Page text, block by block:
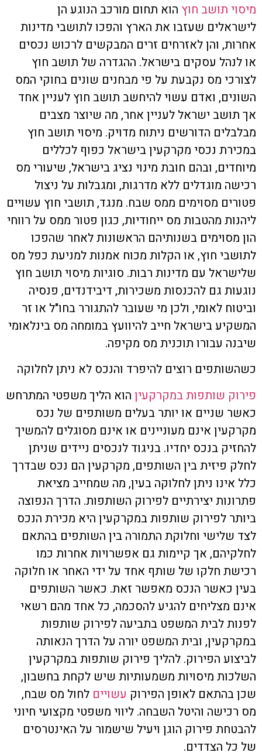
מיסוי תושב חוץ הוא תחום מורכב הנוגע הן
לישראלים שעזבו את הארץ והפכו לתושבי מדינות
אחרות, והן לאזרחים זרים המבקשים לרכוש נכסים
או לנהל עסקים בישראל. ההגדרה של תושב חוץ
לצורכי מס נקבעת על פי מבחנים שונים בחוקי המס
השונים, ואדם עשוי להיחשב תושב חוץ לעניין אחד
אך תושב ישראל לעניין אחר, מה שיוצר מצבים
מבלבלים הדורשים ניתוח מדויק. מיסוי תושב חוץ
במכירת נכסי מקרקעין בישראל כפוף לכללים
מיוחדים, ובהם חובת מינוי נציג בישראל, שיעורי מס
רכישה מוגדלים ללא מדרגות, ומגבלות על ניצול
פטורים מסוימים ממס שבח. מנגד, תושבי חוץ עשויים
ליהנות מהטבות מס ייחודיות, כגון פטור ממס על רווחי
הון מסוימים בשנותיהם הראשונות לאחר שהפכו
לתושבי חוץ, או הקלות מכוח אמנות למניעת כפל מס
שלישראל עם מדינות רבות. סוגיות מיסוי תושב חוץ
נוגעות גם להכנסות משכירות, דיבידנדים, פנסיה
וביטוח לאומי, ולכן מי שעובר להתגורר בחו"ל או זר
המשקיע בישראל חייב להיוועץ במומחה מס בינלאומי
שיבנה עבורו תוכנית מס מקיפה.
כשהשותפים רוצים להיפרד והנכס לא ניתן לחלוקה
פירוק שותפות במקרקעין הוא הליך משפטי המתרחש
כאשר שניים או יותר בעלים משותפים של נכס
מקרקעין אינם מעוניינים או אינם מסוגלים להמשיך
להחזיק בנכס יחדיו. בניגוד לנכסים ניידים שניתן
לחלק פיזית בין השותפים, מקרקעין הם נכס שבדרך
כלל אינו ניתן לחלוקה בעין, מה שמחייב מציאת
פתרונות יצירתיים לפירוק השותפות. הדרך הנפוצה
ביותר לפירוק שותפות במקרקעין היא מכירת הנכס
לצד שלישי וחלוקת התמורה בין השותפים בהתאם
לחלקיהם, אך קיימות גם אפשרויות אחרות כמו
רכישת חלקו של שותף אחד על ידי האחר או חלוקה
בעין כאשר הנכס מאפשר זאת. כאשר השותפים
אינם מצליחים להגיע להסכמה, כל אחד מהם רשאי
לפנות לבית המשפט בתביעה לפירוק שותפות
במקרקעין, ובית המשפט יורה על הדרך הנאותה
לביצוע הפירוק. להליך פירוק שותפות במקרקעין
השלכות מיסויות משמעותיות שיש לקחת בחשבון,
שכן בהתאם לאופן הפירוק עשויים לחול מס שבח,
מס רכישה והיטל השבחה. ליווי משפטי מקצועי חיוני
להבטחת פירוק הוגן ויעיל שישמור על האינטרסים
של כל הצדדים.